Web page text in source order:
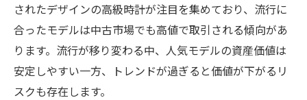
されたデザインの高級時計が注目を集めており、流行に
合ったモデルは中古市場でも高値で取引される傾向があ
ります。流行が移り変わる中、人気モデルの資産価値は
安定しやすい一方、トレンドが過ぎると価値が下がるリ
スクも存在します。